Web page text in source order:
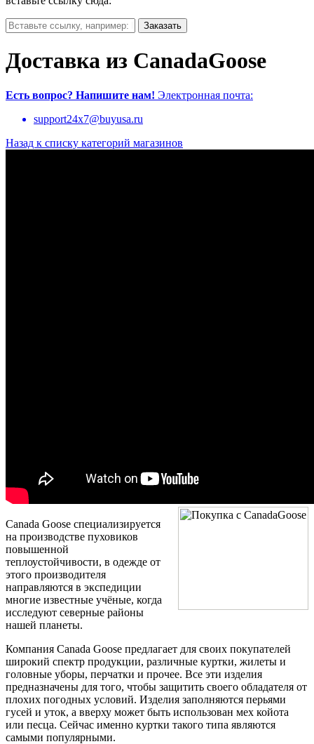
Доставка из CanadaGoose
Есть вопрос? Напишите нам! Электронная почта:
support24x7@buyusa.ru
Назад к списку категорий магазинов
Canada Goose специализируется
на производстве пуховиков
повышенной
теплоустойчивости, в одежде от
этого производителя
направляются в экспедиции
многие известные учёные, когда
исследуют северные районы
нашей планеты.
Компания Canada Goose предлагает для своих покупателей
широкий спектр продукции, различные куртки, жилеты и
головные уборы, перчатки и прочее. Все эти изделия
предназначены для того, чтобы защитить своего обладателя от
плохих погодных условий. Изделия заполняются перьями
гусей и уток, а вверху может быть использован мех койота
или песца. Сейчас именно куртки такого типа являются
самыми популярными.